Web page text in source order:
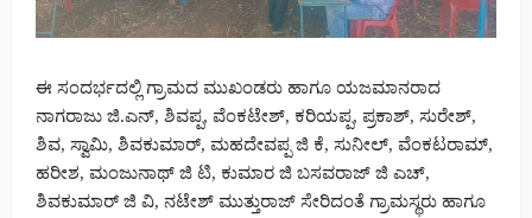
ಈ ಸಂದರ್ಭದಲ್ಲಿ ಗ್ರಾಮದ ಮುಖಂಡರು ಹಾಗೂ ಯಜಮಾನರಾದ
ನಾಗರಾಜು ಜಿ.ಎನ್, ಶಿವಪ್ಪ, ವೆಂಕಟೇಶ್, ಕರಿಯಪ್ಪ, ಪ್ರಕಾಶ್, ಸುರೇಶ್,
ಶಿವ, ಸ್ವಾಮಿ, ಶಿವಕುಮಾರ್, ಮಹದೇವಪ್ಪ ಜಿ ಕೆ, ಸುನೀಲ್, ವೆಂಕಟರಾಮ್,
ಹರೀಶ, ಮಂಜುನಾಥ್ ಜಿ ಟಿ, ಕುಮಾರ ಜಿ ಬಸವರಾಜ್ ಜಿ ಎಚ್,
ಶಿವಕುಮಾರ್ ಜಿ ವಿ, ನಟೇಶ್ ಮುತ್ತುರಾಜ್ ಸೇರಿದಂತೆ ಗ್ರಾಮಸ್ಥರು ಹಾಗೂ